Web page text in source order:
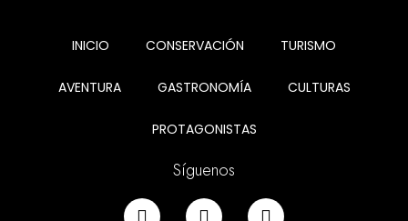
INICIO CONSERVACIÓN TURISMO
AVENTURA GASTRONOMÍA CULTURAS
PROTAGONISTAS
Síguenos